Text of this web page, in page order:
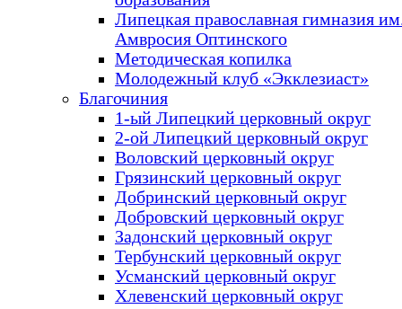
Липецкая православная гимназия
Амвросия Оптинского
Методическая копилка
Молодежный клуб «Экклезиаст»
Благочиния
1-ый Липецкий церковный округ
2-ой Липецкий церковный округ
Воловский церковный округ
Грязинский церковный округ
Добринский церковный округ
Добровский церковный округ
Задонский церковный округ
Тербунский церковный округ
Усманский церковный округ
Хлевенский церковный округ